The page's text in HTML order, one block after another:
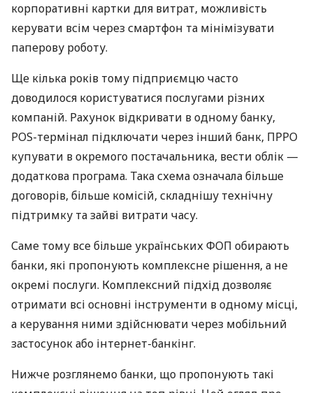
корпоративні картки для витрат, можливість
керувати всім через смартфон та мінімізувати
паперову роботу.
Ще кілька років тому підприємцю часто
доводилося користуватися послугами різних
компаній. Рахунок відкривати в одному банку,
POS-термінал підключати через інший банк, ПРРО
купувати в окремого постачальника, вести облік —
додаткова програма. Така схема означала більше
договорів, більше комісій, складнішу технічну
підтримку та зайві витрати часу.
Саме тому все більше українських ФОП обирають
банки, які пропонують комплексне рішення, а не
окремі послуги. Комплексний підхід дозволяє
отримати всі основні інструменти в одному місці,
а керування ними здійснювати через мобільний
застосунок або інтернет-банкінг.
Нижче розглянемо банки, що пропонують такі